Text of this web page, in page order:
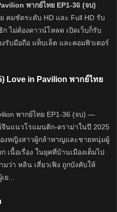
พากย์ไทย EP1-36 (จบ)
คมชัดระดับ HD และ Full HD รับ
ไม่ต้องดาวน์โหลด เปิดเว็บก็รับ
บมือถือ แท็บเล็ต และคอมพิวเตอร์
Love in Pavilion พากย์ไทย
พากย์ไทย EP1-36 (จบ) —
จีนแนวโรแมนติก-ดราม่าในปี 2025
งหญิงสาวผู้กล้าหาญและชายหนุ่มผู้
เนื้อเรื่อง ในยุคที่บ้านเมืองเต็มไป
ว่า หลิน เสี่ยวเฟิง ถูกบังคับให้
...